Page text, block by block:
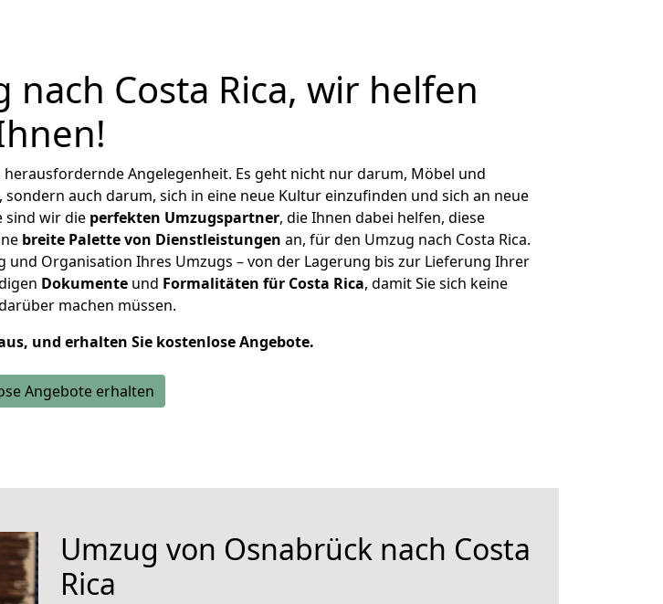
Costa Rica, wir helfen
!
Angelegenheit. Es geht nicht nur darum, Möbel und
auch darum, sich in eine neue Kultur einzufinden und sich an neue
sind wir die perfekten Umzugspartner, die Ihnen dabei helfen, diese
breite Palette von Dienstleistungen an, für den Umzug nach Costa Rica.
Organisation Ihres Umzugs – von der Lagerung bis zur Lieferung Ihrer
Dokumente und Formalitäten für Costa Rica, damit Sie sich keine
machen müssen.
und erhalten Sie kostenlose Angebote.
Angebote erhalten
Umzug von Osnabrück nach Costa
Rica